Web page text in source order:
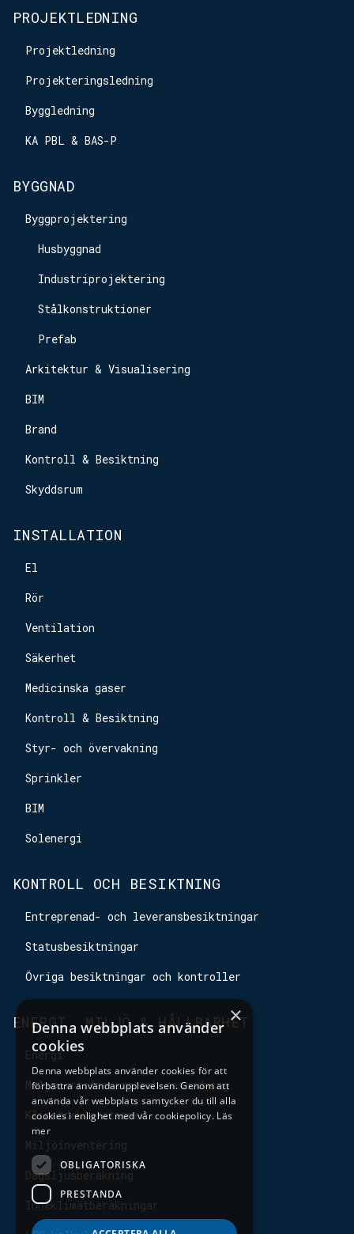
PROJEKTLEDNING
Projektledning
Projekteringsledning
Byggledning
KA PBL & BAS-P
BYGGNAD
Byggprojektering
Husbyggnad
Industriprojektering
Stålkonstruktioner
Prefab
Arkitektur & Visualisering
BIM
Brand
Kontroll & Besiktning
Skyddsrum
INSTALLATION
El
Rör
Ventilation
Säkerhet
Medicinska gaser
Kontroll & Besiktning
Styr- och övervakning
Sprinkler
BIM
Solenergi
KONTROLL OCH BESIKTNING
Entreprenad- och leveransbesiktningar
Statusbesiktningar
Övriga besiktningar och kontroller
ENERGI, MILJÖ & HÅLLBARHET
Energi
Miljöcertifiering och samordning
Klimatdeklarationer
Miljöinventering
Dagsljusberäkning
Inneklimatberäkningar
×
Denna webbplats använder
cookies
Denna webbplats använder cookies för att
förbättra användarupplevelsen. Genom att
använda vår webbplats samtycker du till alla
cookies i enlighet med vår cookiepolicy. Läs
mer
OBLIGATORISKA
PRESTANDA